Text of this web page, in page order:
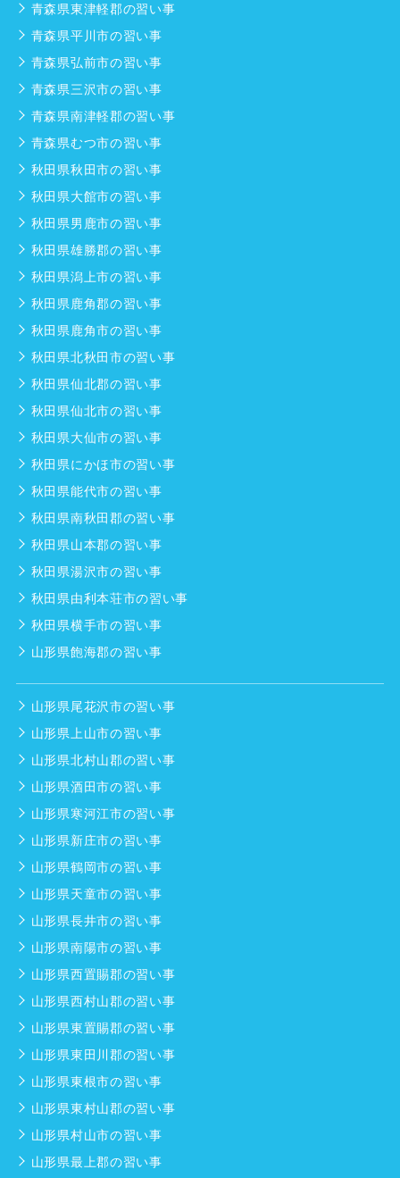
青森県東津軽郡の習い事
青森県平川市の習い事
青森県弘前市の習い事
青森県三沢市の習い事
青森県南津軽郡の習い事
青森県むつ市の習い事
秋田県秋田市の習い事
秋田県大館市の習い事
秋田県男鹿市の習い事
秋田県雄勝郡の習い事
秋田県潟上市の習い事
秋田県鹿角郡の習い事
秋田県鹿角市の習い事
秋田県北秋田市の習い事
秋田県仙北郡の習い事
秋田県仙北市の習い事
秋田県大仙市の習い事
秋田県にかほ市の習い事
秋田県能代市の習い事
秋田県南秋田郡の習い事
秋田県山本郡の習い事
秋田県湯沢市の習い事
秋田県由利本荘市の習い事
秋田県横手市の習い事
山形県飽海郡の習い事
山形県尾花沢市の習い事
山形県上山市の習い事
山形県北村山郡の習い事
山形県酒田市の習い事
山形県寒河江市の習い事
山形県新庄市の習い事
山形県鶴岡市の習い事
山形県天童市の習い事
山形県長井市の習い事
山形県南陽市の習い事
山形県西置賜郡の習い事
山形県西村山郡の習い事
山形県東置賜郡の習い事
山形県東田川郡の習い事
山形県東根市の習い事
山形県東村山郡の習い事
山形県村山市の習い事
山形県最上郡の習い事